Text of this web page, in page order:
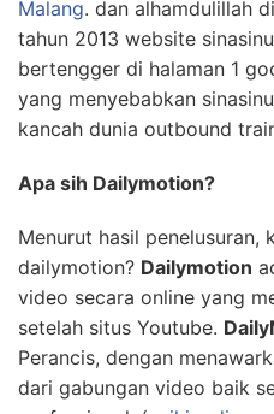
Malang. dan alhamdulillah
tahun 2013 website
bertengger di halaman 1
yang menyebabkan
kancah dunia outbound
Apa sih Dailymotion?
Menurut hasil penelusuran,
dailymotion? Dailymotion
video secara online yang
setelah situs Youtube.
Perancis, dengan
dari gabungan video baik